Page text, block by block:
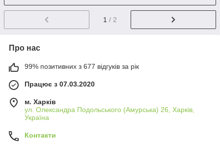
1 / 2
Про нас
99% позитивних з 677 відгуків за рік
Працює з 07.03.2020
м. Харків
ул. Олександра Подольського (Амурська) 26, Харків,
Україна
Контакти